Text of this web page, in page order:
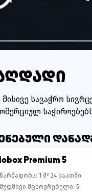
სავაჭრო
Premium 5
წარმადობა: 1 მ³ 24 საათში
მუდმივი მცხოვრებელი: 5